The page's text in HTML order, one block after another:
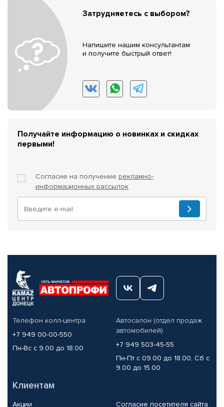
Затрудняетесь с выбором?
Напишите нашим консультантам
и получите быстрый ответ!
Получайте информацию о новинках и скидках
первыми!
Согласие на получение рекламно-
информационных рассылок
Телефон колл-центра
+7 949 00-00-550
Пн-Вс с 9.00 до 18.00
Автосалон (отдел продаж
автомобилей)
+7 949 503-45-55
Пн-Пт с 09.00 до 18.00, Сб с
9.00 до 15.00
Клиентам
Акции Согласие посетителя сайта